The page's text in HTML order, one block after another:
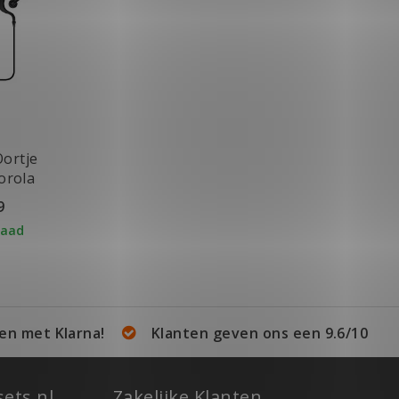
met Klarna! Klanten geven ons een 9.6/10